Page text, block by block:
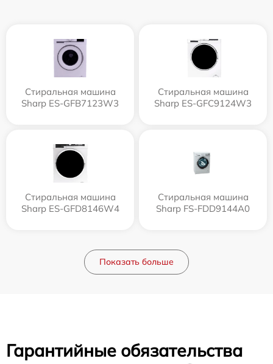
Стиральная машина
Sharp ES-GFB7123W3
Стиральная машина
Sharp ES-GFC9124W3
Стиральная машина
Sharp ES-GFD8146W4
Стиральная машина
Sharp FS-FDD9144A0
Показать больше
Гарантийные обязательства